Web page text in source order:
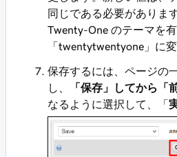
同じである必要がありま
Twenty-One のテーマを
「twentytwentyone」に変
保存するには、ページの
し、
「保存」してから「
なるように選択して、「